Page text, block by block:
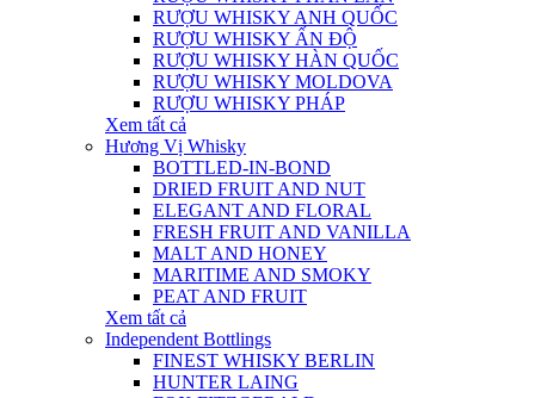
RƯỢU WHISKY ANH QUỐC
RƯỢU WHISKY ẤN ĐỘ
RƯỢU WHISKY HÀN QUỐC
RƯỢU WHISKY MOLDOVA
RƯỢU WHISKY PHÁP
Xem tất cả
Hương Vị Whisky
BOTTLED-IN-BOND
DRIED FRUIT AND NUT
ELEGANT AND FLORAL
FRESH FRUIT AND VANILLA
MALT AND HONEY
MARITIME AND SMOKY
PEAT AND FRUIT
Xem tất cả
Independent Bottlings
FINEST WHISKY BERLIN
HUNTER LAING